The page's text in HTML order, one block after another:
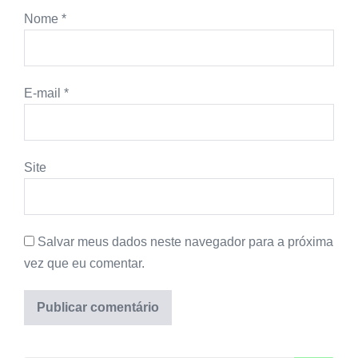
Nome *
E-mail *
Site
Salvar meus dados neste navegador para a próxima
vez que eu comentar.